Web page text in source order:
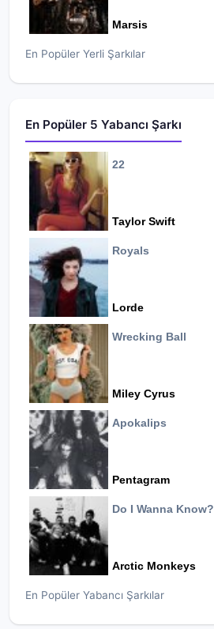
Marsis
En Popüler Yerli Şarkılar
En Popüler 5 Yabancı Şarkı
22
Taylor Swift
Royals
Lorde
Wrecking Ball
Miley Cyrus
Apokalips
Pentagram
Do I Wanna Know?
Arctic Monkeys
En Popüler Yabancı Şarkılar